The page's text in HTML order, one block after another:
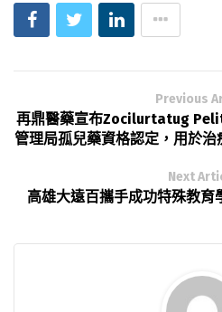
Previous
再鼎醫藥宣布Zocilurtatug
管理局孤兒藥資格認定，用於
Next
高雄大遠百攜手成功特殊教育